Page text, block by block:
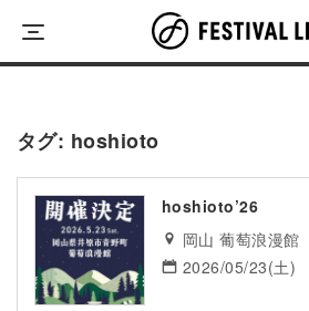
content
タグ: hoshioto
hoshioto’26
岡山 葡萄浪漫館
2026/05/23(土)